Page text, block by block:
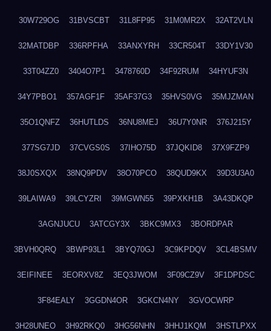
30W729OG 31BVSCBT 31L8FP95 31M0MR2X 32AT2VLN
32MATDBP 336RPFHA 33ANXYRH 33CR504T 33DY1V30
33T04ZZ0 3404O7P1 3478760D 34F92RUM 34HYUF3N
34Y7PBO1 357AGF1F 35AF37G3 35HVS0VG 35MJZMAN
35O1QNFZ 36HUTLDS 36NU8MEJ 36U7Y0NR 376J215Y
377SG7JD 37CVGS0S 37IHO75D 37JQKID8 37X9FZP9
38J0SXQX 38NQ9PDV 38O70PCO 38QUD9KX 39D3U3A0
39LAIWA9 39LCYZRI 39MGWN55 39PXKH1B 3A43DKQP
3AGNJUCU 3ATCGY3X 3BKC9MX3 3BORDPAR
3BVH0QRQ 3BWP93L1 3BYQ70GJ 3C9KPDQV 3CL4BSMV
3EIFINEE 3EORXV8Z 3EQ3JWOM 3F09CZ9V 3F1DPDSC
3F84EALY 3GGDN4OR 3GKCN4NY 3GVOCWRP
3H28UNEO 3H92RKQ0 3HG56NHN 3HHJ1KQM 3HSTLPXX